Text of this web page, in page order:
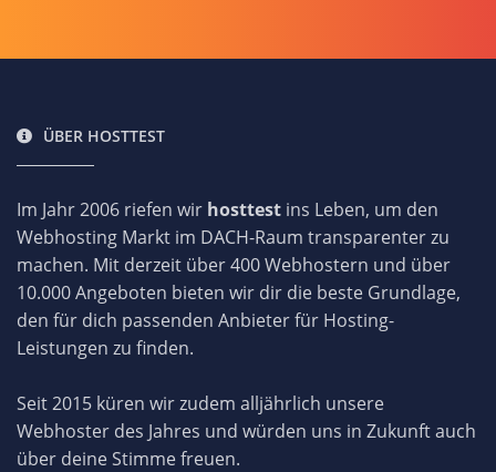
ÜBER HOSTTEST
Im Jahr 2006 riefen wir hosttest ins Leben, um den
Webhosting Markt im DACH-Raum transparenter zu
machen. Mit derzeit über 400 Webhostern und über
10.000 Angeboten bieten wir dir die beste Grundlage,
den für dich passenden Anbieter für Hosting-
Leistungen zu finden.
Seit 2015 küren wir zudem alljährlich unsere
Webhoster des Jahres und würden uns in Zukunft auch
über deine Stimme freuen.